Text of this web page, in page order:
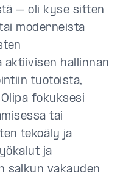
– oli kyse sitten
moderneista
aktiivisen hallinnan
tuotoista,
fokuksesi
tai
tekoäly ja
ja
salkun vakauden